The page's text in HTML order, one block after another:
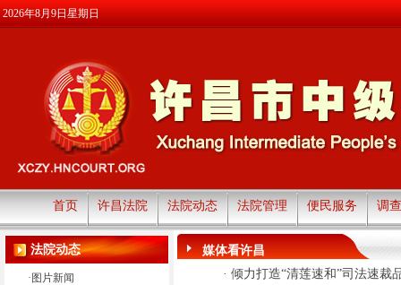
2026年8月9日星期日
首页 许昌法院 法院动态 法院管理 便民服务 调
法院动态
· 图片新闻
媒体看许昌
· 倾力打造“清莲速和”司法速裁